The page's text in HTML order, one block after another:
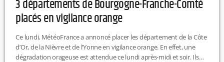
3 départements de Bourgogne-Franche-Comté
placés en vigilance orange
Ce lundi, MétéoFrance a annoncé placer les département de la Côte
d’Or, de la Nièvre et de l’Yonne en vigilance orange. En effet, une
dégradation orageuse est attendue ce lundi après-midi et soir. Ils